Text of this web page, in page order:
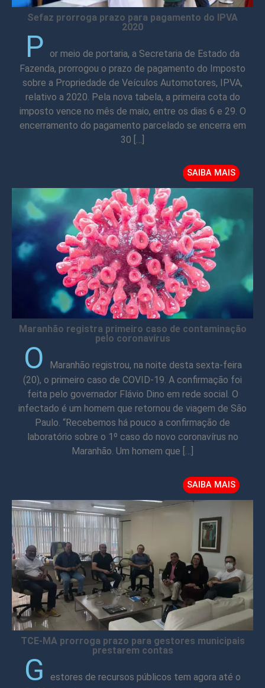
Sefaz prorroga prazo para pagamento do IPVA
2020
P or meio de portaria, a Secretaria de Estado da
Fazenda, prorrogou o prazo de pagamento do Imposto
sobre a Propriedade de Veículos Automotores, IPVA,
relativo a 2020. Pela nova tabela, a primeira cota do
imposto vence no mês de maio, entre os dias 6 e 29. O
encerramento do pagamento parcelado se encerra em
30 […]
SAIBA MAIS
Maranhão registra primeiro caso de contaminação
pelo coronavírus
O
Maranhão registrou, na noite desta sexta-feira
(20), o primeiro caso de COVID-19. A confirmação foi
feita pelo governador Flávio Dino em rede social. O
infectado é um homem que retornou de viagem de São
Paulo. “Recebemos há pouco a confirmação de
laboratório sobre o 1º caso do novo coronavírus no
Maranhão. Um homem que […]
SAIBA MAIS
TCE-MA prorroga prazo para gestores municipais
prestarem contas
G
estores de recursos públicos tem agora até o